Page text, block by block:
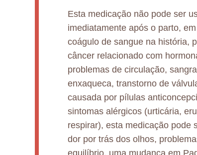
Esta medicação não pode ser
imediatamente após o parto,
coágulo de sangue na história,
câncer relacionado com
problemas de circulação,
enxaqueca, transtorno de
causada por pílulas
sintomas alérgicos (urticária,
respirar), esta medicação pode
dor por trás dos olhos,
equilíbrio, uma mudança em